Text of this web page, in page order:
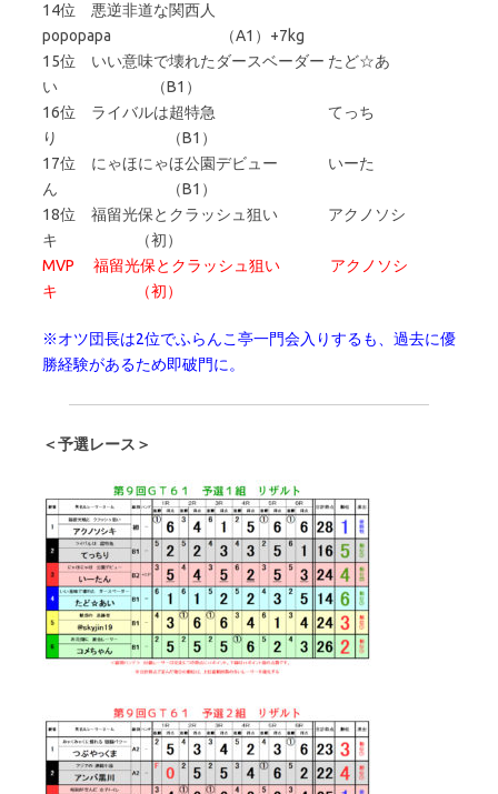
14位 悪逆非道な関西人
popopapa （A1）+7kg
15位 いい意味で壊れたダースベーダー たど☆あ
い （B1）
16位 ライバルは超特急 てっち
り （B1）
17位 にゃほにゃほ公園デビュー いーた
ん （B1）
18位 福留光保とクラッシュ狙い アクノソシ
キ （初）
MVP 福留光保とクラッシュ狙い アクノソシ
キ （初）
※オツ団長は2位でふらんこ亭一門会入りするも、過去に優
勝経験があるため即破門に。
＜予選レース＞